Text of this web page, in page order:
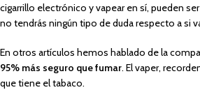
cigarrillo electrónico y vapear en sí, pueden
no tendrás ningún tipo de duda respecto a si
En otros artículos hemos hablado de la
95% más seguro que fumar. El vaper,
que tiene el tabaco.